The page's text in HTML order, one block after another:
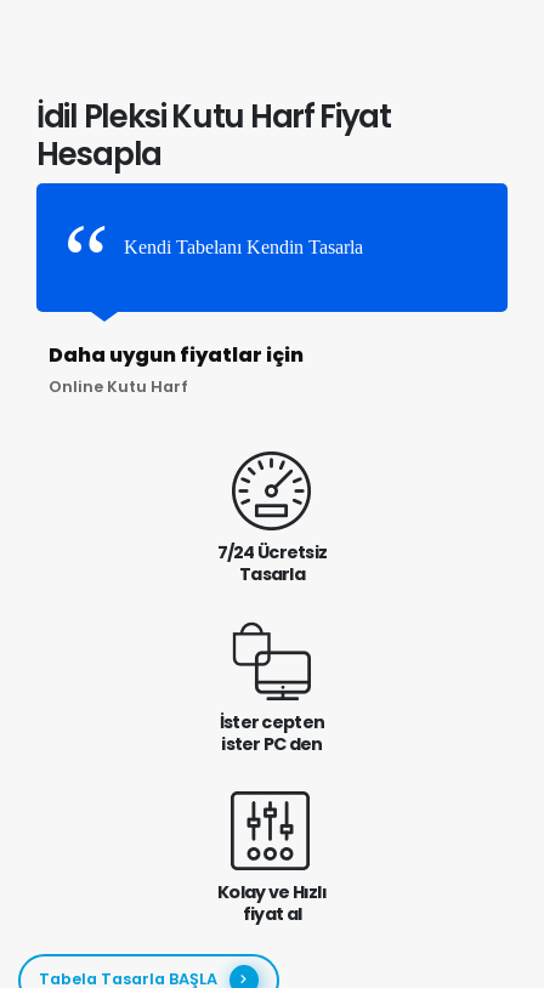
İdil Pleksi Kutu Harf Fiyat
Hesapla
Kendi Tabelanı Kendin Tasarla
Daha uygun fiyatlar için
Online Kutu Harf
7/24 Ücretsiz
Tasarla
İster cepten
ister PC den
Kolay ve Hızlı
fiyat al
Tabela Tasarla BAŞLA